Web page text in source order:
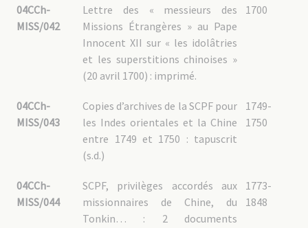
04CCh-
MISS/042
1700
Lettre des « messieurs des
Missions Étrangères » au Pape
Innocent XII sur « les idolâtries
et les superstitions chinoises »
(20 avril 1700) : imprimé.
04CCh-
MISS/043
1749-
1750
Copies d’archives de la SCPF pour
les Indes orientales et la Chine
entre 1749 et 1750 : tapuscrit
(s.d.)
04CCh-
MISS/044
1773-
1848
SCPF, privilèges accordés aux
missionnaires de Chine, du
Tonkin… : 2 documents